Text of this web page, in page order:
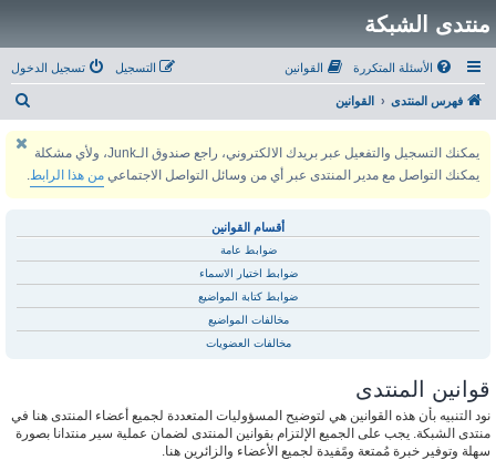
منتدى الشبكة
الأسئلة المتكررة القوانين تسجيل الدخول التسجيل
فهرس المنتدى القوانين
يمكنك التسجيل والتفعيل عبر بريدك الالكتروني، راجع صندوق الـJunk، ولأي مشكلة
يمكنك التواصل مع مدير المنتدى عبر أي من وسائل التواصل الاجتماعي من هذا الرابط.
أقسام القوانين
ضوابط عامة
ضوابط اختيار الاسماء
ضوابط كتابة المواضيع
مخالفات المواضيع
مخالفات العضويات
قوانين المنتدى
نود التنبيه بأن هذه القوانين هي لتوضيح المسؤوليات المتعددة لجميع أعضاء المنتدى هنا في
منتدى الشبكة. يجب على الجميع الإلتزام بقوانين المنتدى لضمان عملية سير منتدانا بصورة
سهلة وتوفير خبرة مُمتعة ومًفيدة لجميع الأعضاء والزائرين هنا.